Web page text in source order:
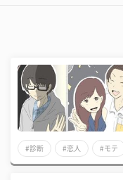
#診断 #恋人 #モテ